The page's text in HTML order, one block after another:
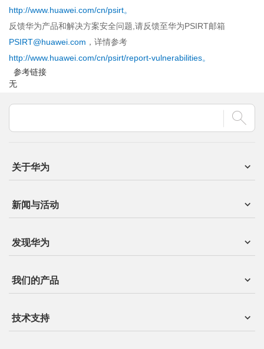
http://www.huawei.com/cn/psirt。
反馈华为产品和解决方案安全问题,请反馈至华为PSIRT邮箱
PSIRT@huawei.com ，详情参考
http://www.huawei.com/cn/psirt/report-vulnerabilities。
参考链接
无
关于华为
新闻与活动
发现华为
我们的产品
技术支持